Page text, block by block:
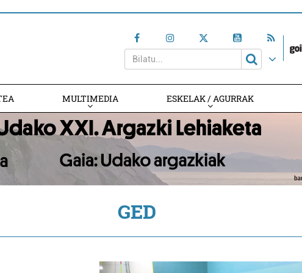
MULTIMEDIA ESKELAK / AGURRAK
GED